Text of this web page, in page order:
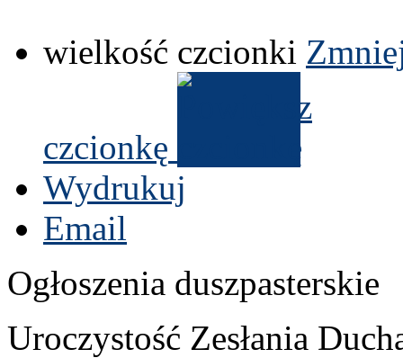
wielkość czcionki
czcionkę
Wydrukuj
Email
Ogłoszenia dusz­paster­skie
Uroczys­tość Zesła­nia